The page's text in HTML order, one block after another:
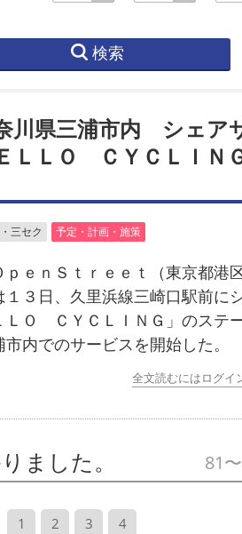
検索
川県三浦市内 シェア
ＬＬＯ ＣＹＣＬＩＮ
三セク 予定・計画・施策
ｅｎＳｔｒｅｅｔ（東京都港
３日、久里浜線三崎口駅前に
ＬＯ ＣＹＣＬＩＮＧ」のステ
内でのサービスを開始した。
全文読むにはログイ
ました。 81
1 2 3 4